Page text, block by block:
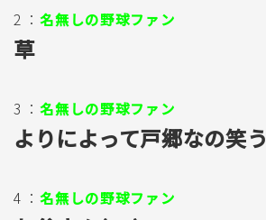
2 ：名無しの野球ファン
草
3 ：名無しの野球ファン
よりによって戸郷なの笑う
4 ：名無しの野球ファン